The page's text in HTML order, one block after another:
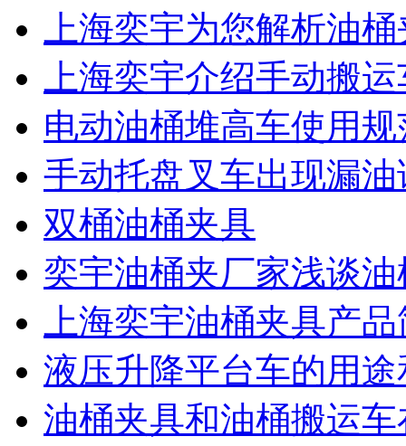
上海奕宇为您解析油
上海奕宇介绍手动搬
电动油桶堆高车使用规
手动托盘叉车出现漏
双桶油桶夹具
奕宇油桶夹厂家浅谈
上海奕宇油桶夹具产
液压升降平台车的用
油桶夹具和油桶搬运